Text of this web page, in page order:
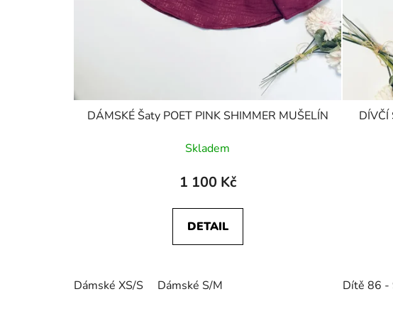
DÁMSKÉ Šaty POET PINK SHIMMER MUŠELÍN
Skladem
1 100 Kč
DETAIL
Dámské XS/S Dámské S/M
DÍVČÍ
Dítě 86 -